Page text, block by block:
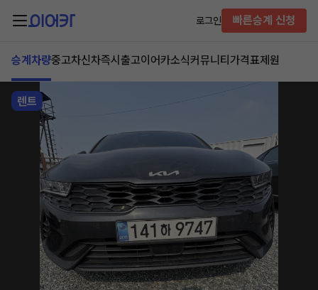
로그인 빠른승계 신청
승계차량중고차신차즉시출고이어카소식커뮤니티 가격표제원
렌트